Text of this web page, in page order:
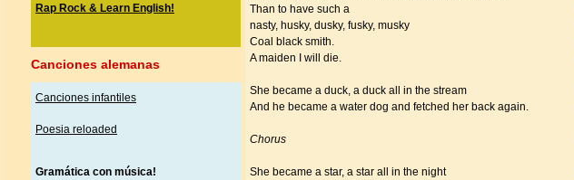
Rap Rock & Learn English!
Canciones alemanas
Canciones infantiles
Poesia reloaded
Gramática con música!
Than to have such a
nasty, husky, dusky, fusky, musky
Coal black smith.
A maiden I will die.
She became a duck, a duck all in the stream
And he became a water dog and fetched her back again.
Chorus
She became a star, a star all in the night